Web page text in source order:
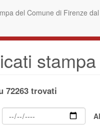
del Comune di Firenze
stampa
72263 trovati